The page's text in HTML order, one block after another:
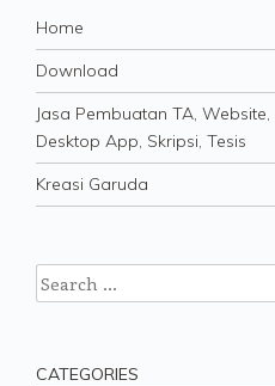
Navigation
Skip to content
Home
Download
Jasa Pembuatan TA, Website,
Desktop App, Skripsi, Tesis
Kreasi Garuda
Search
CATEGORIES